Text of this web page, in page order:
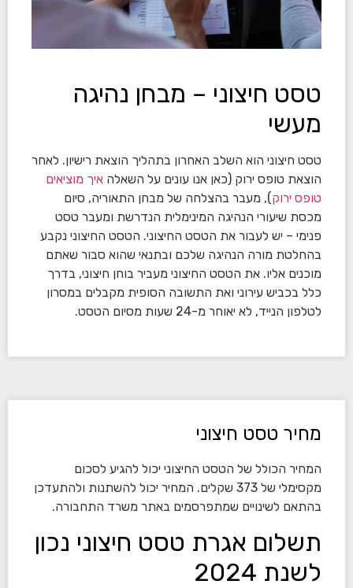
טסט חיצוני – מבחן נהיגה
מעשי
טסט חיצוני הוא השלב האחרון בתהליך הוצאת רישיון. לאחר
הוצאת טופס ירוק (כאן אנו עונים על השאלה איך מוציאים
טופס ירוק), מעבר בהצלחה של מבחן התאוריה, סיום
מכסת שיעורי הנהיגה המינימלית הנדרשת ומעבר טסט
פנימי – יש לעבור את הטסט החיצוני. הטסט החיצוני נקבע
בהחלטת מורה הנהיגה שלכם ובתנאי שהוא סבור שאתם
מוכנים אליו. את הטסט החיצוני מעביר בוחן חיצוני, בדרך
כלל בכביש עירוני ואת התשובה הסופית מקבלים במסרון
לטלפון הנייד, לא יאוחר מ-24 שעות מסיום הטסט.
מחיר טסט חיצוני
המחיר הכולל של הטסט החיצוני יכול להגיע לסכום
מקסימלי של 373 שקלים. המחיר יכול להשתנות ולהתעדכן
בהתאם לשינויים שמתפרסמים באתר משרד התחבורה.
תשלום אגרת טסט חיצוני נכון
לשנת 2024